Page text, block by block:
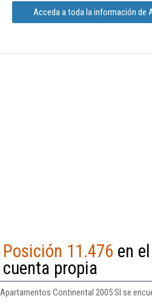
Acceda a toda la información de
Posición 11.476 en
cuenta propia
Apartamentos Continental 2005 Sl se